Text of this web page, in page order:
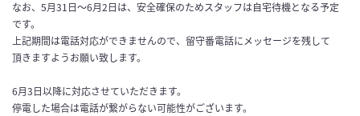
なお、5月31日～6月2日は、安全確保のためスタッフは自宅待機となる予定
です。
上記期間は電話対応ができませんので、留守番電話にメッセージを残して
頂きますようお願い致します。
6月3日以降に対応させていただきます。
停電した場合は電話が繋がらない可能性がございます。